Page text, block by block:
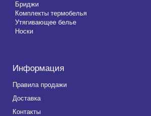
Бриджи
Комплекты термобелья
Утягивающее белье
Носки
Информация
Правила продажи
Доставка
Контакты